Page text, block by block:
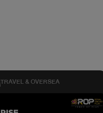
TRAVEL & OVERSEA